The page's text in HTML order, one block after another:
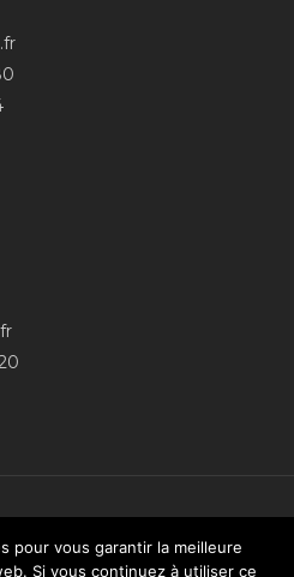
Données personnelles | Coordonnées
vroomvroom.fr| Financez votre
pour vous garantir la meilleure
Si vous continuez à utiliser ce